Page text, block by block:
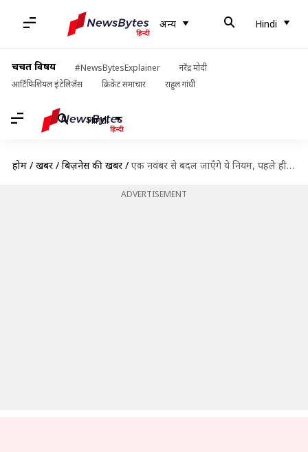
अन्य Hindi
चर्चित विषय #NewsBytesExplainer
नरेंद्र मोदी
आर्टिफिशियल इंटेलिजेंस
क्रिकेट समाचार राहुल गांधी
Hindi
होम / खबरें / बिज़नेस की खबरें / एक नवंबर से बदल जाएँगे ये नियम, पहले ही जान लें नहीं तो होगा नुकसान
ADVERTISEMENT